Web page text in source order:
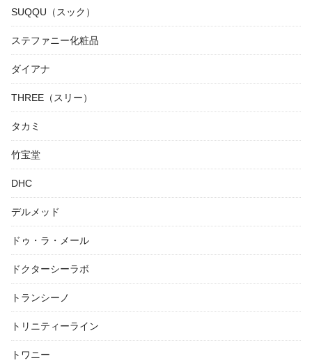
SUQQU（スック）
ステファニー化粧品
ダイアナ
THREE（スリー）
タカミ
竹宝堂
DHC
デルメッド
ドゥ・ラ・メール
ドクターシーラボ
トランシーノ
トリニティーライン
トワニー